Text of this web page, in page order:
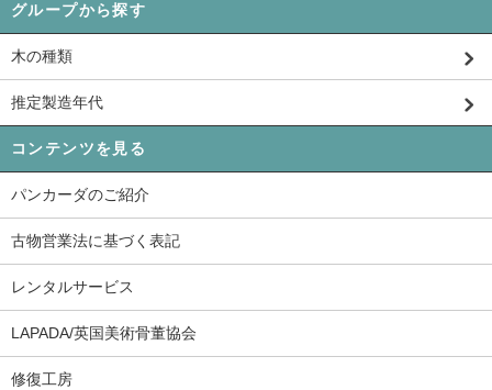
グループから探す
木の種類
推定製造年代
コンテンツを見る
パンカーダのご紹介
古物営業法に基づく表記
レンタルサービス
LAPADA/英国美術骨董協会
修復工房